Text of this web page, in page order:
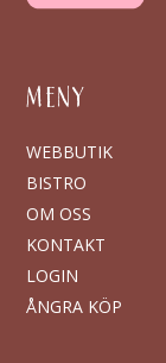
MENY
WEBBUTIK
BISTRO
OM OSS
KONTAKT
LOGIN
ÅNGRA KÖP